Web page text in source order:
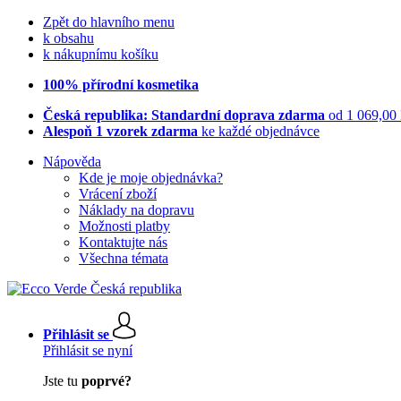
Zpět do hlavního menu
k obsahu
k nákupnímu košíku
100% přírodní kosmetika
Česká republika: Standardní doprava zdarma od 1 069,00
Alespoň 1 vzorek zdarma ke každé objednávce
Nápověda
Kde je moje objednávka?
Vrácení zboží
Náklady na dopravu
Možnosti platby
Kontaktujte nás
Všechna témata
Přihlásit se
Přihlásit se nyní
Jste tu poprvé?